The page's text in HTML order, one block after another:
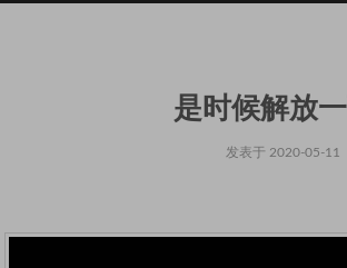
是时候解放
发表于 2020-05-11